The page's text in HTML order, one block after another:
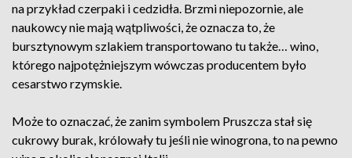
na przykład czerpaki i cedzidła. Brzmi niepozornie, ale
naukowcy nie mają wątpliwości, że oznacza to, że
bursztynowym szlakiem transportowano tu także… wino,
którego najpotężniejszym wówczas producentem było
cesarstwo rzymskie.
Może to oznaczać, że zanim symbolem Pruszcza stał się
cukrowy burak, królowały tu jeśli nie winogrona, to na pewno